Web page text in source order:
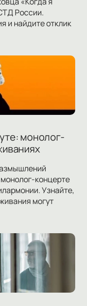
России.
и найдите отклик
монолог-
концерте
Узнайте,
могут